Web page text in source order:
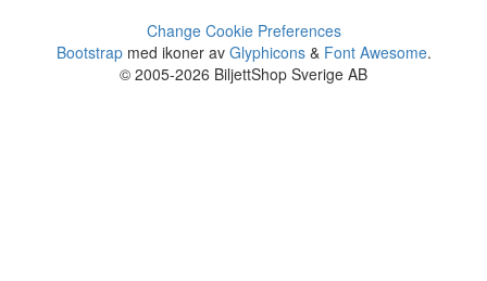
Change Cookie Preferences
Bootstrapmed ikoner av Glyphicons& Font Awesome.
© 2005-2026 BiljettShop Sverige AB